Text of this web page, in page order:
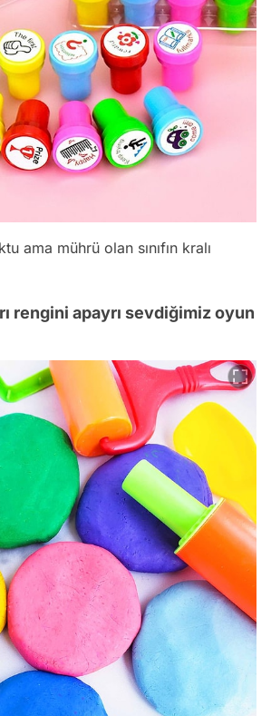
ama mührü olan sınıfın kralı
rengini apayrı sevdiğimiz oyun